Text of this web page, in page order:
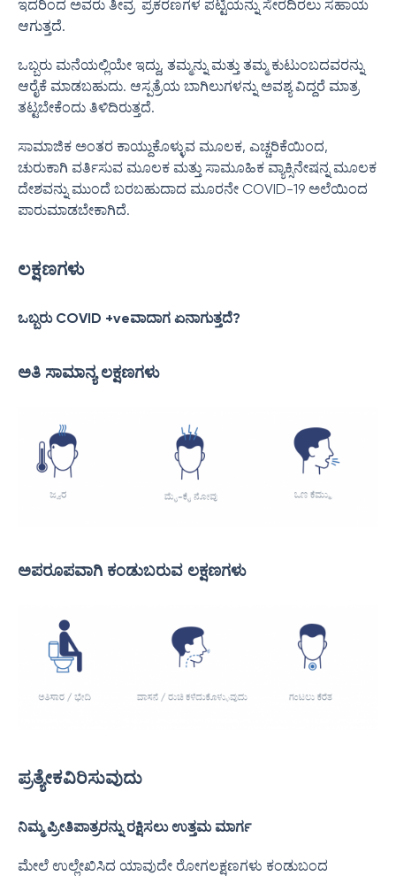
ಇದರಿಂದ ಅವರು ತೀವ್ರ ಪ್ರಕರಣಗಳ ಪಟ್ಟಿಯನ್ನು ಸೇರದಿರಲು ಸಹಾಯ
ಆಗುತ್ತದೆ.
ಒಬ್ಬರು ಮನೆಯಲ್ಲಿಯೇ ಇದ್ದು, ತಮ್ಮನ್ನು ಮತ್ತು ತಮ್ಮ ಕುಟುಂಬದವರನ್ನು
ಆರೈಕೆ ಮಾಡಬಹುದು. ಆಸ್ಪತ್ರೆಯ ಬಾಗಿಲುಗಳನ್ನು ಅವಶ್ಯ ವಿದ್ದರೆ ಮಾತ್ರ
ತಟ್ಟಬೇಕೆಂದು ತಿಳಿದಿರುತ್ತದೆ.
ಸಾಮಾಜಿಕ ಅಂತರ ಕಾಯ್ದುಕೊಳ್ಳುವ ಮೂಲಕ, ಎಚ್ಚರಿಕೆಯಿಂದ,
ಚುರುಕಾಗಿ ವರ್ತಿಸುವ ಮೂಲಕ ಮತ್ತು ಸಾಮೂಹಿಕ ವ್ಯಾಕ್ಸಿನೇಷನ್ನ ಮೂಲಕ
ದೇಶವನ್ನು ಮುಂದೆ ಬರಬಹುದಾದ ಮೂರನೇ COVID-19 ಅಲೆಯಿಂದ
ಪಾರುಮಾಡಬೇಕಾಗಿದೆ.
ಲಕ್ಷಣಗಳು
ಒಬ್ಬರು COVID +veವಾದಾಗ ಏನಾಗುತ್ತದೆ?
ಅತಿ ಸಾಮಾನ್ಯ ಲಕ್ಷಣಗಳು
ಅಪರೂಪವಾಗಿ ಕಂಡುಬರುವ ಲಕ್ಷಣಗಳು
ಪ್ರತ್ಯೇಕವಿರಿಸುವುದು
ನಿಮ್ಮ ಪ್ರೀತಿಪಾತ್ರರನ್ನು ರಕ್ಷಿಸಲು ಉತ್ತಮ ಮಾರ್ಗ
ಮೇಲೆ ಉಲ್ಲೇಖಿಸಿದ ಯಾವುದೇ ರೋಗಲಕ್ಷಣಗಳು ಕಂಡುಬಂದ